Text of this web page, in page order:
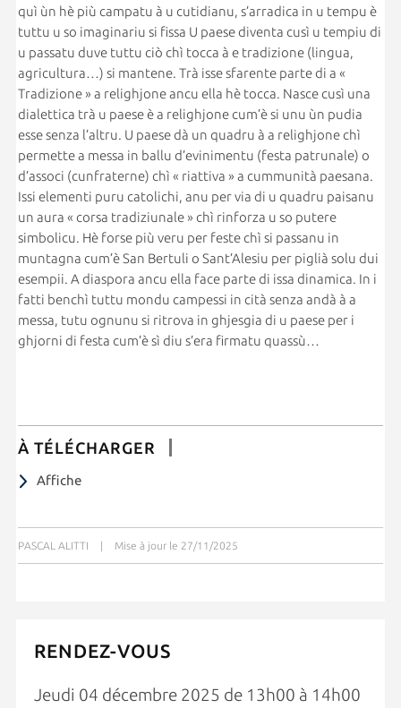
quì ùn hè più campatu à u cutidianu, s’arradica in u tempu è
tuttu u so imaginariu si fissa U paese diventa cusì u tempiu di
u passatu duve tuttu ciò chì tocca à e tradizione (lingua,
agricultura…) si mantene. Trà isse sfarente parte di a «
Tradizione » a relighjone ancu ella hè tocca. Nasce cusì una
dialettica trà u paese è a relighjone cum’è si unu ùn pudia
esse senza l’altru. U paese dà un quadru à a relighjone chì
permette a messa in ballu d’evinimentu (festa patrunale) o
d’associ (cunfraterne) chì « riattiva » a cummunità paesana.
Issi elementi puru catolichi, anu per via di u quadru paisanu
un aura « corsa tradiziunale » chì rinforza u so putere
simbolicu. Hè forse più veru per feste chì si passanu in
muntagna cum’è San Bertuli o Sant’Alesiu per piglià solu dui
esempii. A diaspora ancu ella face parte di issa dinamica. In i
fatti benchì tuttu mondu campessi in cità senza andà à a
messa, tutu ognunu si ritrova in ghjesgia di u paese per i
ghjorni di festa cum’è sì diu s’era firmatu quassù…
À TÉLÉCHARGER
Affiche
PASCAL ALITTI | Mise à jour le 27/11/2025
RENDEZ-VOUS
Jeudi 04 décembre 2025 de 13h00 à 14h00